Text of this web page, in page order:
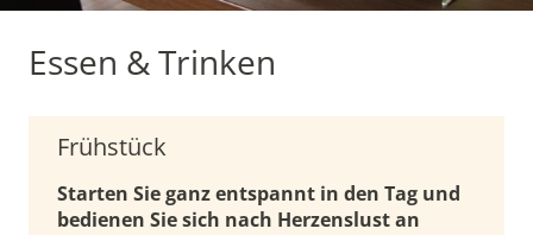
Essen & Trinken
Frühstück
Starten Sie ganz entspannt in den Tag und
bedienen Sie sich nach Herzenslust an